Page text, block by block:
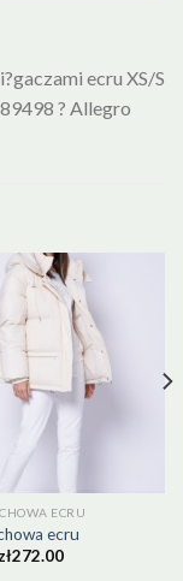
ecru XS/S
? Allegro
ECRU
ecru
zł272.00